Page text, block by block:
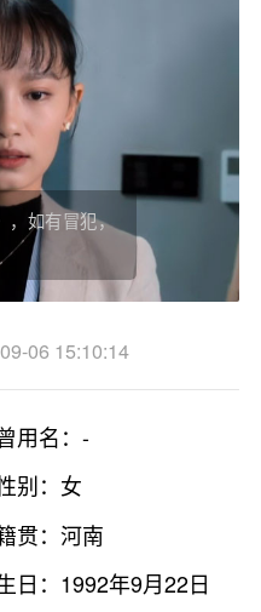
，如有冒犯，
06 15:10:14
用名：-
别：女
贯：河南
日：1992年9月22日